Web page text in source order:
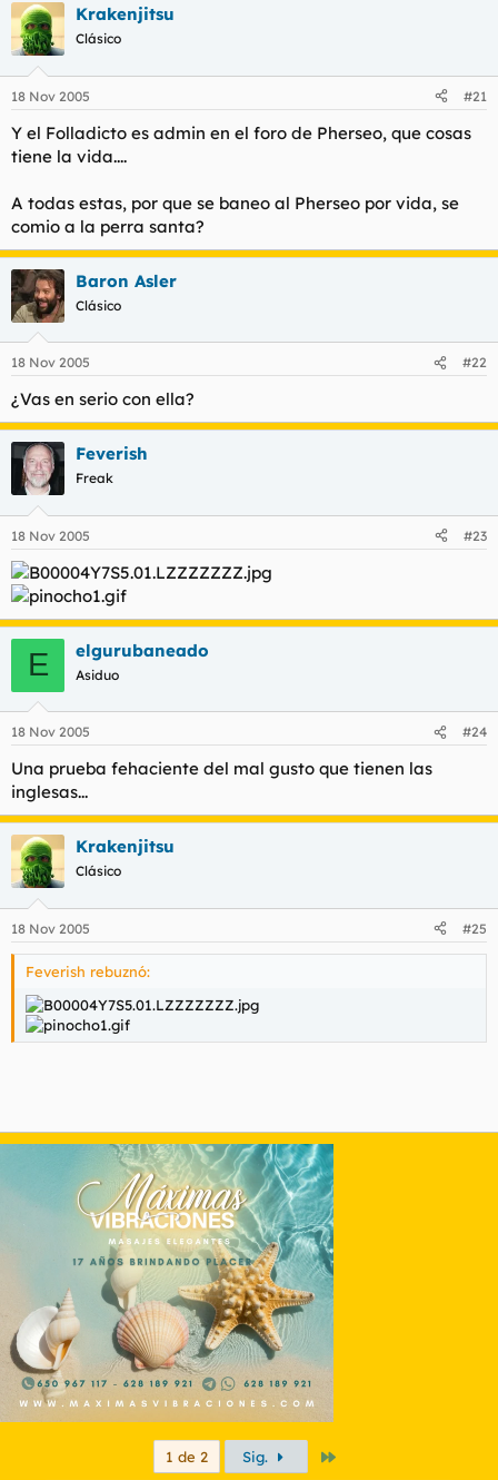
Krakenjitsu
Clásico
18 Nov 2005 #21
Y el Folladicto es admin en el foro de Pherseo, que cosas
tiene la vida....
A todas estas, por que se baneo al Pherseo por vida, se
comio a la perra santa?
Baron Asler
Clásico
18 Nov 2005 #22
¿Vas en serio con ella?
Feverish
Freak
18 Nov 2005 #23
E elgurubaneado
Asiduo
18 Nov 2005 #24
Una prueba fehaciente del mal gusto que tienen las
inglesas...
Krakenjitsu
Clásico
18 Nov 2005 #25
Feverish rebuznó:
1 de 2 Sig.